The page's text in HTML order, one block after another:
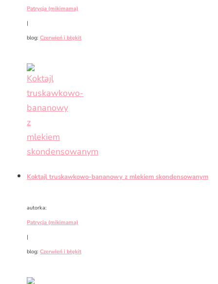
Patrycja (mikimama)
|
blog: Czerwień i błękit
Koktajl truskawkowo-bananowy z mlekiem skondensowanym
autorka:
Patrycja (mikimama)
|
blog: Czerwień i błękit